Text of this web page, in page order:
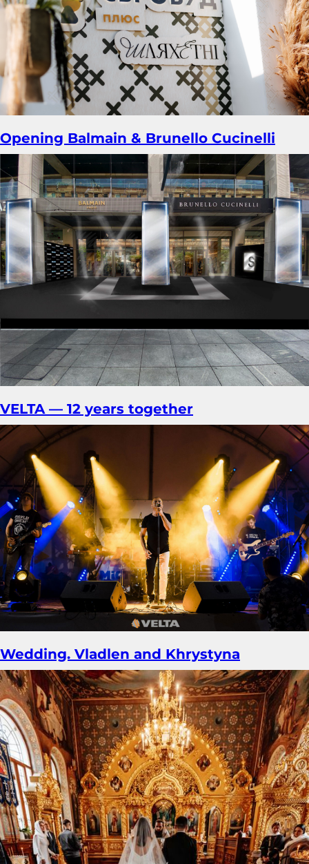
Opening Balmain & Brunello Cucinelli
VELTA — 12 years together
Wedding. Vladlen and Khrystyna